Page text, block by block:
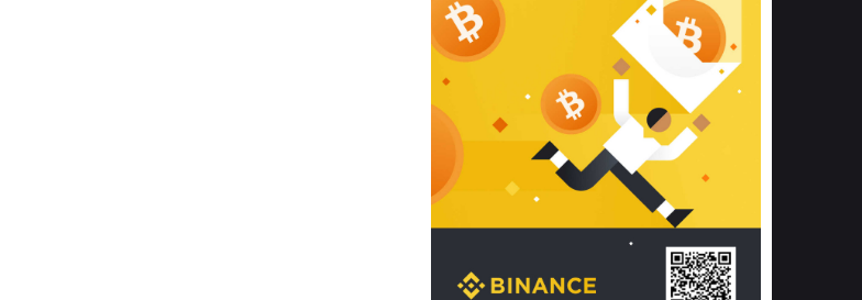
thời tiết nóng ẩm. Bạn có thể tìm hiểu
thêm các nghiên cứu khoa học về tác
động của giấc ngủ và môi trường
phòng ngủ đối với sức khỏe con
người tại Sleep Foundation (External
Link) để có cái nhìn toàn diện hơn.
2. Các tiêu chí vàng khi lựa chọn
chăn ga gối đệm cao cấp cho phòng
ngủ
Để sở hữu một bộ chăn ga gối đệm
cao cấp hoàn hảo cả về thẩm mỹ lẫn
công năng, người tiêu dùng cần cân
nhắc kỹ lưỡng các tiêu chí quan trọng